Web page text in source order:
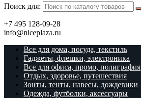
Поиск для:
+7 495 128-09-28
info@niceplaza.ru
Все для дома, посуда, текстиль
Гаджеты, флешки, электроника
Все для офиса, промо, полиграфия
Отдых, здоровье, путешествия
Зонты, тенты, навесы, дождевики
Одежда, футболки, аксессуары